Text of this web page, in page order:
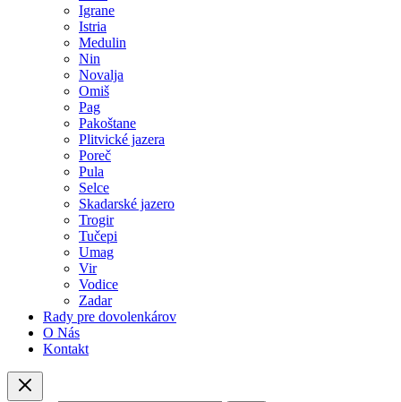
Igrane
Istria
Medulin
Nin
Novalja
Omiš
Pag
Pakoštane
Plitvické jazera
Poreč
Pula
Selce
Skadarské jazero
Trogir
Tučepi
Umag
Vir
Vodice
Zadar
Rady pre dovolenkárov
O Nás
Kontakt